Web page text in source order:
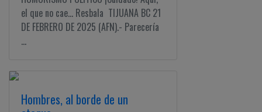
el que no cae... Resbala TIJUANA BC 21
DE FEBRERO DE 2025 (AFN).- Parecería
...
Hombres, al borde de un